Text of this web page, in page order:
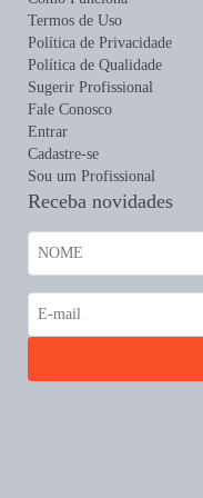
Termos de Uso
Política de Privacidade
Política de Qualidade
Sugerir Profissional
Fale Conosco
Entrar
Cadastre-se
Sou um Profissional
Receba novidades